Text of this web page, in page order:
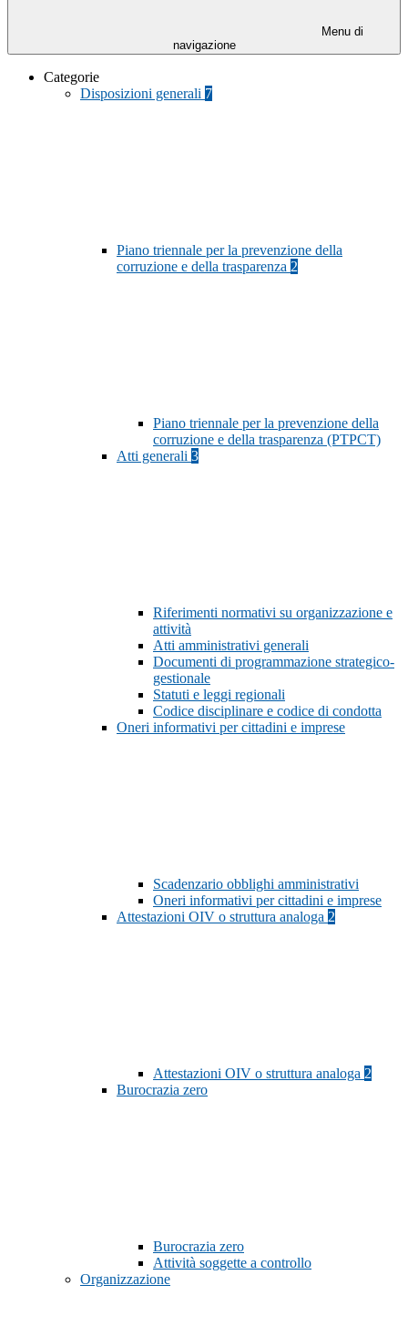
Menu di
navigazione
Categorie
Disposizioni generali 7
Piano triennale per la prevenzione della
corruzione e della trasparenza 2
Piano triennale per la prevenzione della
corruzione e della trasparenza (PTPCT)
Atti generali 3
Riferimenti normativi su organizzazione e
attività
Atti amministrativi generali
Documenti di programmazione strategico-
gestionale
Statuti e leggi regionali
Codice disciplinare e codice di condotta
Oneri informativi per cittadini e imprese
Scadenzario obblighi amministrativi
Oneri informativi per cittadini e imprese
Attestazioni OIV o struttura analoga 2
Attestazioni OIV o struttura analoga 2
Burocrazia zero
Burocrazia zero
Attività soggette a controllo
Organizzazione